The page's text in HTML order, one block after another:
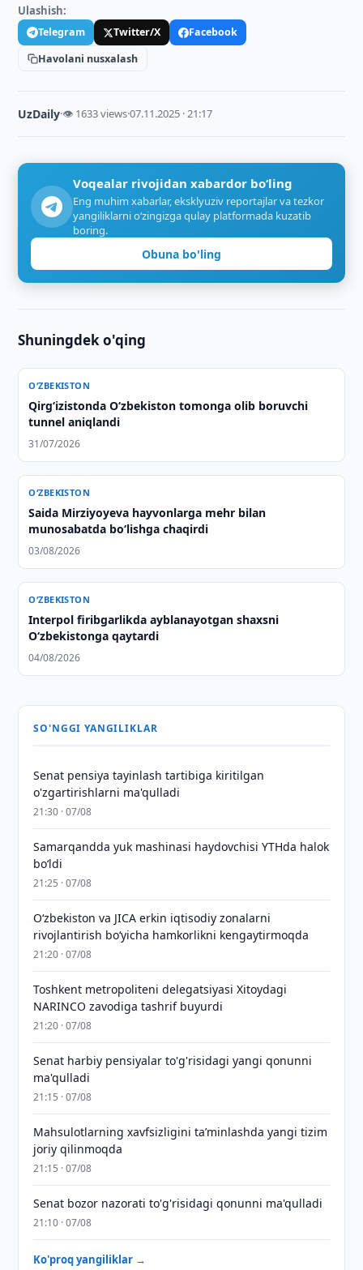
Ulashish:
Telegram Twitter/X
Facebook
Havolani nusxalash
UzDaily·👁 1633 views·07.11.2025 · 21:17
Voqealar rivojidan xabardor bo‘ling
Eng muhim xabarlar, eksklyuziv reportajlar va tezkor
yangiliklarni o‘zingizga qulay platformada kuzatib
boring.
Obuna bo'ling
Shuningdek o'qing
O‘ZBEKISTON
Qirg‘izistonda O‘zbekiston tomonga olib boruvchi
tunnel aniqlandi
31/07/2026
O‘ZBEKISTON
Saida Mirziyoyeva hayvonlarga mehr bilan
munosabatda bo‘lishga chaqirdi
03/08/2026
O‘ZBEKISTON
Interpol firibgarlikda ayblanayotgan shaxsni
O‘zbekistonga qaytardi
04/08/2026
SO'NGGI YANGILIKLAR
Senat pensiya tayinlash tartibiga kiritilgan
o'zgartirishlarni ma'qulladi
21:30 · 07/08
Samarqandda yuk mashinasi haydovchisi YTHda halok
bo‘ldi
21:25 · 07/08
Oʻzbekiston va JICA erkin iqtisodiy zonalarni
rivojlantirish boʻyicha hamkorlikni kengaytirmoqda
21:20 · 07/08
Toshkent metropoliteni delegatsiyasi Xitoydagi
NARINCO zavodiga tashrif buyurdi
21:20 · 07/08
Senat harbiy pensiyalar to'g'risidagi yangi qonunni
ma'qulladi
21:15 · 07/08
Mahsulotlarning xavfsizligini taʼminlashda yangi tizim
joriy qilinmoqda
21:15 · 07/08
Senat bozor nazorati to'g'risidagi qonunni ma'qulladi
21:10 · 07/08
Ko'proq yangiliklar →